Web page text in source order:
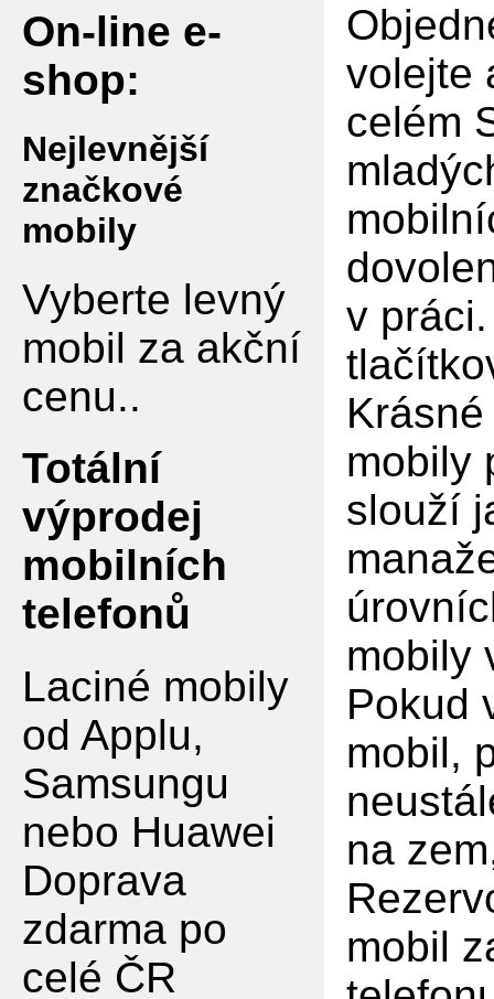
On-line e-
shop:
Nejlevnější
značkové
mobily
Vyberte levný
mobil za akční
cenu..
Totální
výprodej
mobilních
telefonů
Laciné mobily
od Applu,
Samsungu
nebo Huawei
Doprava
zdarma po
celé ČR
volejte
celém
v
mobily
slouží
mobily
Pokud
mobil,
na
mobil